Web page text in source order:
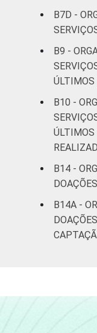
sem fins
B7D -
B9 -
ÚLTIMOS
B10 -
ÚLTIMOS
B14 -
B14A -